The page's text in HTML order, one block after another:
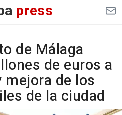
press
de Málaga
de euros a
mejora de los
de la ciudad